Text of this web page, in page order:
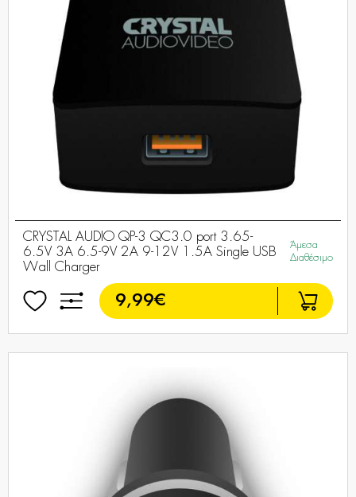
CRYSTAL AUDIO QP-3 QC3.0 port 3.65-
6.5V 3A 6.5-9V 2A 9-12V 1.5A Single USB
Wall Charger
Άμεσα
Διαθέσιμο
9,99€